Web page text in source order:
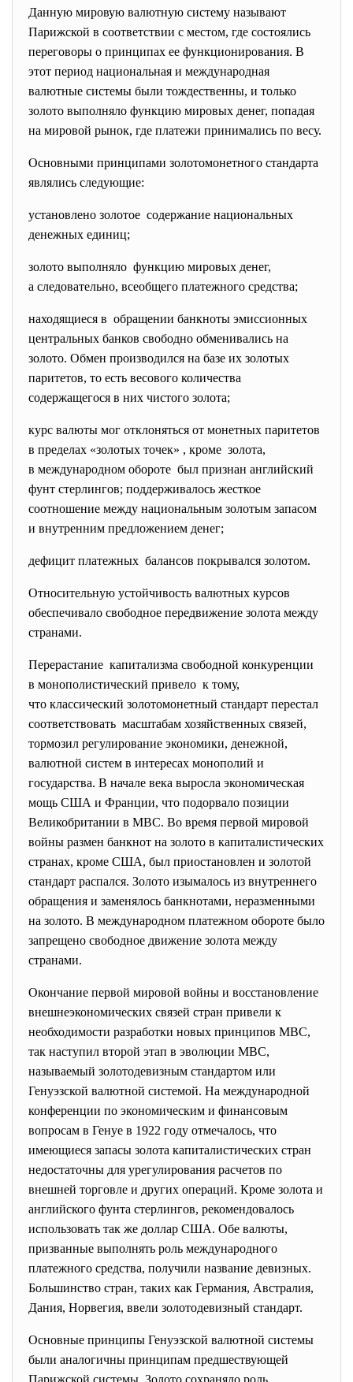
Данную мировую валютную систему называют
Парижской в соответствии с местом, где состоялись
переговоры о принципах ее функционирования. В
этот период национальная и международная
валютные системы были тождественны, и только
золото выполняло функцию мировых денег, попадая
на мировой рынок, где платежи принимались по весу.
Основными принципами золотомонетного стандарта
являлись следующие:
установлено золотое содержание национальных
денежных единиц;
золото выполняло функцию мировых денег,
а следовательно, всеобщего платежного средства;
находящиеся в обращении банкноты эмиссионных
центральных банков свободно обменивались на
золото. Обмен производился на базе их золотых
паритетов, то есть весового количества
содержащегося в них чистого золота;
курс валюты мог отклоняться от монетных паритетов
в пределах «золотых точек» , кроме золота,
в международном обороте был признан английский
фунт стерлингов; поддерживалось жесткое
соотношение между национальным золотым запасом
и внутренним предложением денег;
дефицит платежных балансов покрывался золотом.
Относительную устойчивость валютных курсов
обеспечивало свободное передвижение золота между
странами.
Перерастание капитализма свободной конкуренции
в монополистический привело к тому,
что классический золотомонетный стандарт перестал
соответствовать масштабам хозяйственных связей,
тормозил регулирование экономики, денежной,
валютной систем в интересах монополий и
государства. В начале века выросла экономическая
мощь США и Франции, что подорвало позиции
Великобритании в МВС. Во время первой мировой
войны размен банкнот на золото в капиталистических
странах, кроме США, был приостановлен и золотой
стандарт распался. Золото изымалось из внутреннего
обращения и заменялось банкнотами, неразменными
на золото. В международном платежном обороте было
запрещено свободное движение золота между
странами.
Окончание первой мировой войны и восстановление
внешнеэкономических связей стран привели к
необходимости разработки новых принципов МВС,
так наступил второй этап в эволюции МВС,
называемый золотодевизным стандартом или
Генуэзской валютной системой. На международной
конференции по экономическим и финансовым
вопросам в Генуе в 1922 году отмечалось, что
имеющиеся запасы золота капиталистических стран
недостаточны для урегулирования расчетов по
внешней торговле и других операций. Кроме золота и
английского фунта стерлингов, рекомендовалось
использовать так же доллар США. Обе валюты,
призванные выполнять роль международного
платежного средства, получили название девизных.
Большинство стран, таких как Германия, Австралия,
Дания, Норвегия, ввели золотодевизный стандарт.
Основные принципы Генуэзской валютной системы
были аналогичны принципам предшествующей
Парижской системы. Золото сохраняло роль